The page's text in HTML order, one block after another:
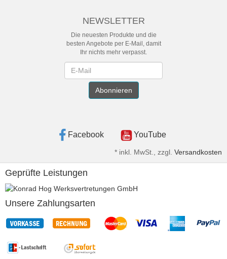
NEWSLETTER
Die neuesten Produkte und die
besten Angebote per E-Mail, damit
Ihr nichts mehr verpasst.
Abonnieren
Facebook YouTube
* inkl. MwSt., zzgl. Versandkosten
Geprüfte Leistungen
Unsere Zahlungsarten